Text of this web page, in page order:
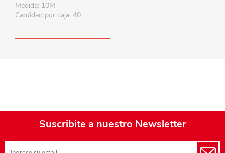
Medida: 10M
Cantidad por caja: 40
Suscribite a nuestro Newsletter